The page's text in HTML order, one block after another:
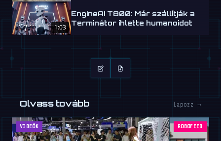
1:03
EngineAI T800: Már szállítják a
Terminátor ihlette humanoidot
Olvass tovább Lapozz →
VIDEÓK ROBOFEED